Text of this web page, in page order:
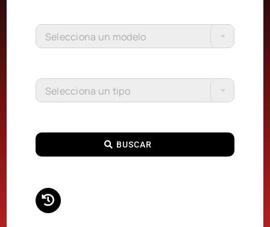
Selecciona un modelo
Selecciona un tipo
BUSCAR